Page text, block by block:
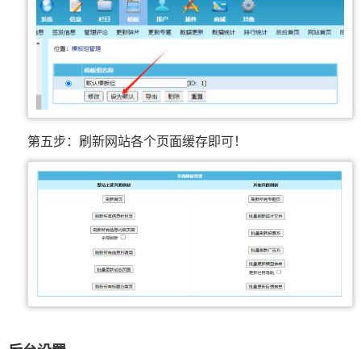
第五步：刷新网站各个页面缓存即可！